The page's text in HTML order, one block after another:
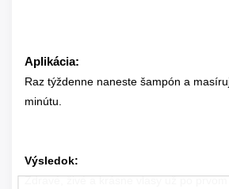
Aplikácia:
Raz týždenne naneste šampón a
minútu.
Výsledok:
Zdravé, živé a krásne vlasy už po